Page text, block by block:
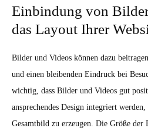
Einbindung von
das Layout Ihrer
Bilder und Videos können dazu
und einen bleibenden Eindruck bei
wichtig, dass Bilder und Videos gut
ansprechendes Design integriert
Gesamtbild zu erzeugen. Die Größe der